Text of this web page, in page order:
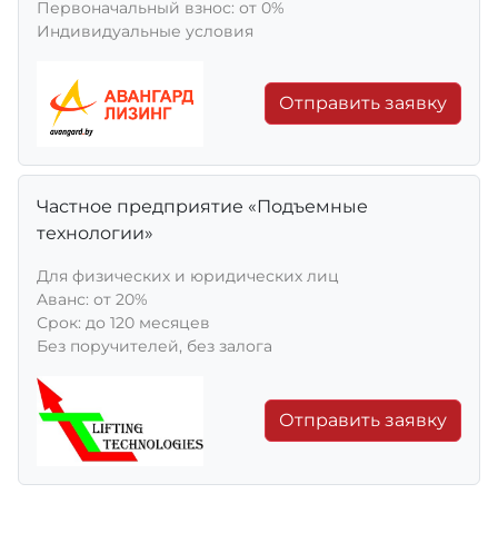
Первоначальный взнос: от 0%
Индивидуальные условия
Отправить заявку
Частное предприятие «Подъемные
технологии»
Для физических и юридических лиц
Aванс: от 20%
Срок: до 120 месяцев
Без поручителей, без залога
Отправить заявку